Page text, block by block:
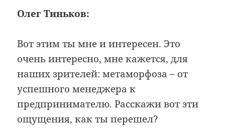
Олег Тиньков:
Вот этим ты мне и интересен. Это
очень интересно, мне кажется, для
наших зрителей: метаморфоза – от
успешного менеджера к
предпринимателю. Расскажи вот эти
ощущения, как ты перешел?